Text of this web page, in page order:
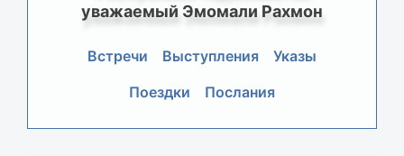
уважаемый Эмомали Рахмон
Встречи Выступления
Указы
Поездки
Послания